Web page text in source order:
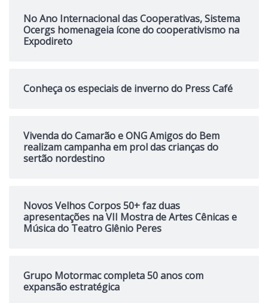
No Ano Internacional das Cooperativas, Sistema
Ocergs homenageia ícone do cooperativismo na
Expodireto
Conheça os especiais de inverno do Press Café
Vivenda do Camarão e ONG Amigos do Bem
realizam campanha em prol das crianças do
sertão nordestino
Novos Velhos Corpos 50+ faz duas
apresentações na VII Mostra de Artes Cênicas e
Música do Teatro Glênio Peres
Grupo Motormac completa 50 anos com
expansão estratégica